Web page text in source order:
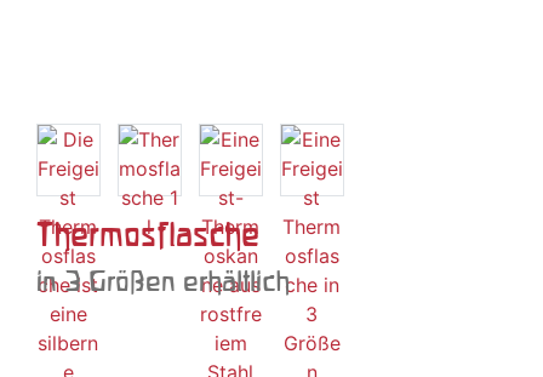
Thermosflasche
in 3 Größen erhältlich